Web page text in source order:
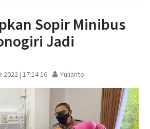
Sopir Minibus
Jadi
| 17:14 16 Yulianto